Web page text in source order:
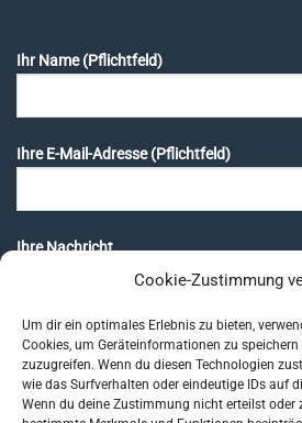
Cookie-Zustimmung
Um dir ein optimales Erlebnis zu bieten,
Cookies, um Geräteinformationen zu
zuzugreifen. Wenn du diesen Technologien
wie das Surfverhalten oder eindeutige IDs auf
Wenn du deine Zustimmung nicht erteilst oder
Ihr Name (Pflichtfeld)
Ihre E-Mail-Adresse (Pflichtfeld)
Ihre Nachricht